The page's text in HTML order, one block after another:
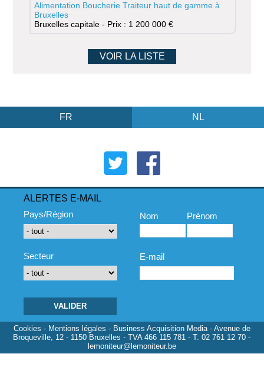
Alimentation Boucherie Traiteur haut de gamme à
Bruxelles
Bruxelles capitale - Prix : 1 200 000 €
VOIR LA LISTE
FR NL
ALERTES E-MAIL
Pays/Région
Secteur
Nom Prénom
E-mail
Cookies - Mentions légales - Business Acquisition Media - Avenue de
Broqueville, 12 - 1150 Bruxelles - TVA 466 115 781 - T. 02 761 12 70 -
lemoniteur@lemoniteur.be